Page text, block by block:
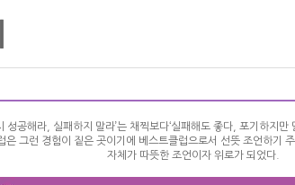
성공해라, 실패하지 말라’는 채찍보다‘실패해도 좋다, 포기하지만
은 그런 경험이 짙은 곳이기에 베스트클럽으로서 선뜻 조언하기
자체가 따뜻한 조언이자 위로가 되었다.